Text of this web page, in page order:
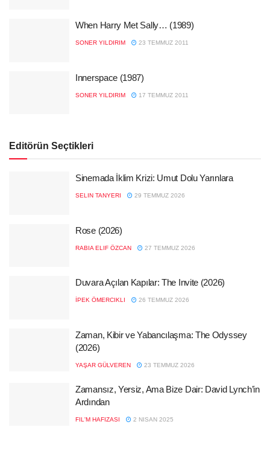
When Harry Met Sally… (1989)
SONER YILDIRIM 23 TEMMUZ 2011
Innerspace (1987)
SONER YILDIRIM 17 TEMMUZ 2011
Editörün Seçtikleri
Sinemada İklim Krizi: Umut Dolu Yarınlara
SELIN TANYERI 29 TEMMUZ 2026
Rose (2026)
RABIA ELIF ÖZCAN 27 TEMMUZ 2026
Duvara Açılan Kapılar: The Invite (2026)
İPEK ÖMERCIKLI 26 TEMMUZ 2026
Zaman, Kibir ve Yabancılaşma: The Odyssey
(2026)
YAŞAR GÜLVEREN 23 TEMMUZ 2026
Zamansız, Yersiz, Ama Bize Dair: David Lynch’in
Ardından
FIL'M HAFIZASI 2 NISAN 2025